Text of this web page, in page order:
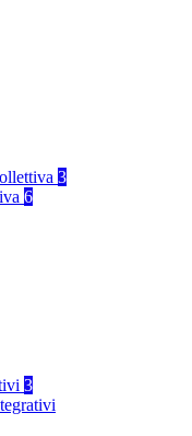
3
6
3